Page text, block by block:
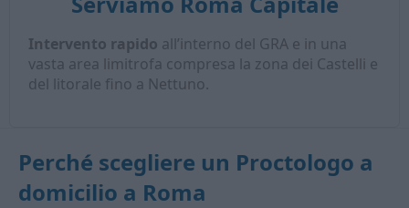
Intervento rapido all’interno del GRA e in una
vasta area limitrofa compresa la zona dei Castelli e
del litorale fino a Nettuno.
Perché scegliere un Proctologo a
domicilio a Roma